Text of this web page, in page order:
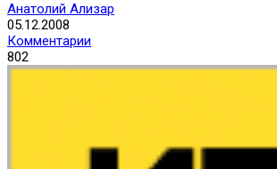
Анатолий Ализар
05.12.2008
Комментарии
802